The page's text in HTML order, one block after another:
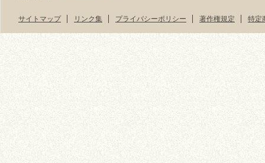
サイトマップ リンク集 プライバシーポリシー 著作権規定 特定